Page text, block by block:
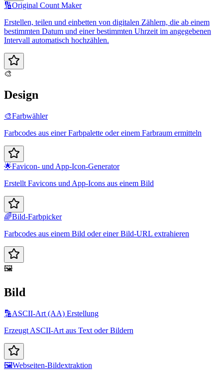
🔢Original Count Maker
Erstellen, teilen und einbetten von digitalen Zählern, die ab einem
bestimmten Datum und einer bestimmten Uhrzeit im angegebenen
Intervall automatisch hochzählen.
🎨
Design
🎨Farbwähler
Farbcodes aus einer Farbpalette oder einem Farbraum ermitteln
🌟Favicon- und App-Icon-Generator
Erstellt Favicons und App-Icons aus einem Bild
🌈Bild-Farbpicker
Farbcodes aus einem Bild oder einer Bild-URL extrahieren
🖼️
Bild
🔡ASCII-Art (AA) Erstellung
Erzeugt ASCII-Art aus Text oder Bildern
🖼️Webseiten-Bildextraktion